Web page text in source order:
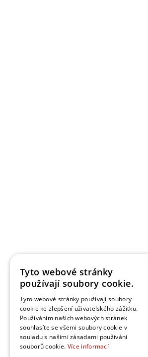
O BYDLENÍ
Tyto webové stránky
používají soubory cookie.
Tyto webové stránky používají soubory
cookie ke zlepšení uživatelského zážitku.
Používáním našich webových stránek
souhlasíte se všemi soubory cookie v
souladu s našimi zásadami používání
souborů cookie. Více informací